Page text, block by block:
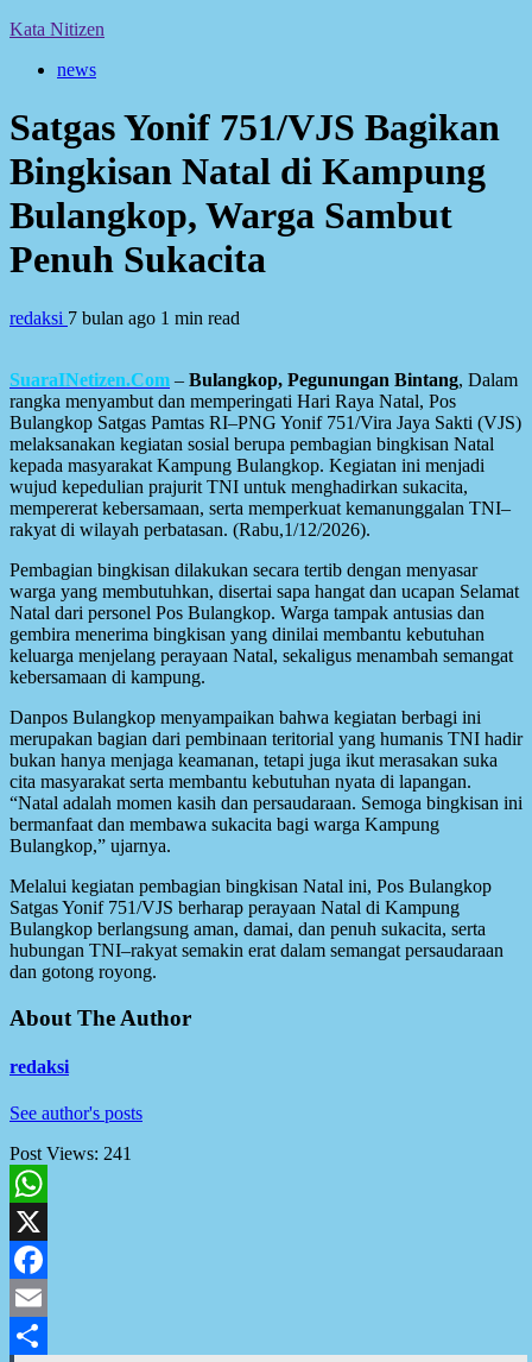
Kata Nitizen
news
Satgas Yonif 751/VJS Bagikan
Bingkisan Natal di Kampung
Bulangkop, Warga Sambut
Penuh Sukacita
redaksi 7 bulan ago 1 min read
SuaraINetizen.Com – Bulangkop, Pegunungan Bintang, Dalam
rangka menyambut dan memperingati Hari Raya Natal, Pos
Bulangkop Satgas Pamtas RI–PNG Yonif 751/Vira Jaya Sakti (VJS)
melaksanakan kegiatan sosial berupa pembagian bingkisan Natal
kepada masyarakat Kampung Bulangkop. Kegiatan ini menjadi
wujud kepedulian prajurit TNI untuk menghadirkan sukacita,
mempererat kebersamaan, serta memperkuat kemanunggalan TNI–
rakyat di wilayah perbatasan. (Rabu,1/12/2026).
Pembagian bingkisan dilakukan secara tertib dengan menyasar
warga yang membutuhkan, disertai sapa hangat dan ucapan Selamat
Natal dari personel Pos Bulangkop. Warga tampak antusias dan
gembira menerima bingkisan yang dinilai membantu kebutuhan
keluarga menjelang perayaan Natal, sekaligus menambah semangat
kebersamaan di kampung.
Danpos Bulangkop menyampaikan bahwa kegiatan berbagi ini
merupakan bagian dari pembinaan teritorial yang humanis TNI hadir
bukan hanya menjaga keamanan, tetapi juga ikut merasakan suka
cita masyarakat serta membantu kebutuhan nyata di lapangan.
“Natal adalah momen kasih dan persaudaraan. Semoga bingkisan ini
bermanfaat dan membawa sukacita bagi warga Kampung
Bulangkop,” ujarnya.
Melalui kegiatan pembagian bingkisan Natal ini, Pos Bulangkop
Satgas Yonif 751/VJS berharap perayaan Natal di Kampung
Bulangkop berlangsung aman, damai, dan penuh sukacita, serta
hubungan TNI–rakyat semakin erat dalam semangat persaudaraan
dan gotong royong.
About The Author
redaksi
See author's posts
Post Views: 241
WhatsApp
X
Facebook
Email